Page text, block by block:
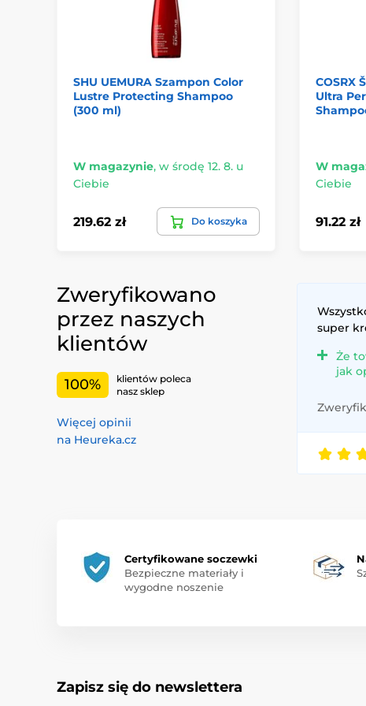
SHU UEMURA Szampon Color
Lustre Protecting Shampoo
(300 ml)
W magazynie, w środę 12. 8. u
Ciebie
219.62 zł Do koszyka
COSRX
Ultra
W
Ciebie
91.22 zł
Zweryfikowano
przez naszych
klientów
100%
klientów poleca
nasz sklep
Więcej opinii
na Heureka.cz
super
Że
jak
Certyfikowane soczewki
Bezpieczne materiały i
wygodne noszenie
Zapisz się do newslettera